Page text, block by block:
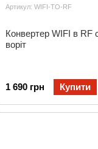
Артикул: WIFI-TO-RF
Конвертер WIFI в RF
воріт
1 690 грн Купити